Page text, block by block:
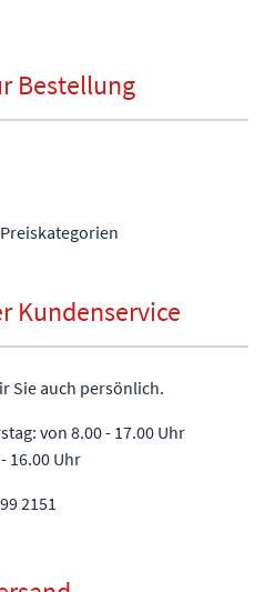
Bestellung
Kundenservice
Sie auch persönlich.
von 8.00 - 17.00 Uhr
16.00 Uhr
2151